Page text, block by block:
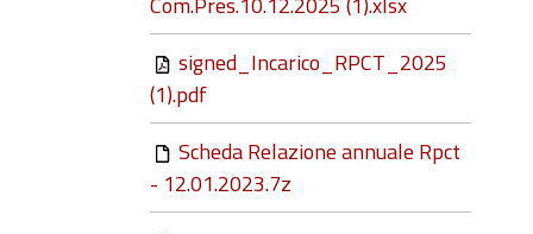
signed_Incarico_RPCT_2025
(1).pdf
Scheda Relazione annuale Rpct
- 12.01.2023.7z